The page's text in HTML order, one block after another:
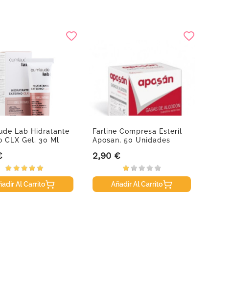
Lab Hidratante
CLX Gel, 30 Ml
Al Carrito
Farline Compresa Esteril
Aposan, 50 Unidades
Precio
2,90 €
Añadir Al Carrito